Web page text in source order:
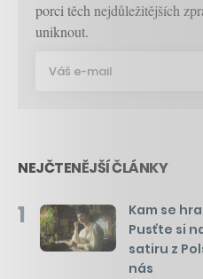
porci těch nejdůležitějších
uniknout.
NEJČTENĚJŠÍ ČLÁNKY
1
Kam se
Pusťte si
satiru z
nás